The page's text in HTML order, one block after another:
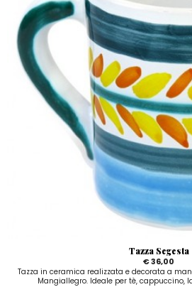
Tazza Segesta
€ 36,00
Tazza in ceramica realizzata e decorata a
Mangiallegro. Ideale per tè, cappuccino,